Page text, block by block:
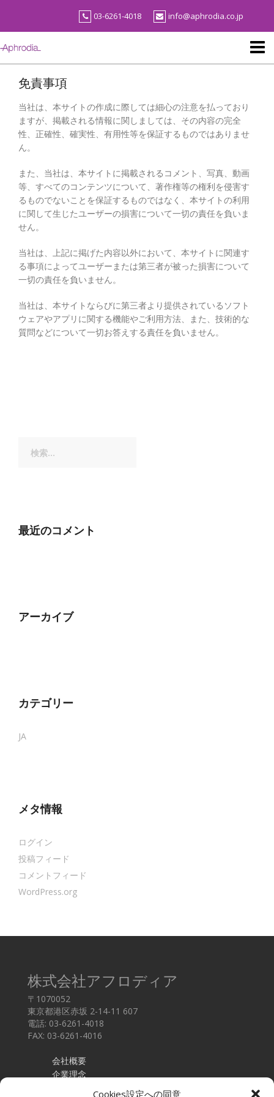
Cookies設定への同意
content
03-6261-4018 info@aphrodia.co.jp
免責事項
当社は、本サイトの作成に際しては細心の注意を払っており
ますが、掲載される情報に関しましては、その内容の完全
性、正確性、確実性、有用性等を保証するものではありませ
ん。
また、当社は、本サイトに掲載されるコメント、写真、動画
等、すべてのコンテンツについて、著作権等の権利を侵害す
るものでないことを保証するものではなく、本サイトの利用
に関して生じたユーザーの損害について一切の責任を負いま
せん。
当社は、上記に掲げた内容以外において、本サイトに関連す
る事項によってユーザーまたは第三者が被った損害について
一切の責任を負いません。
当社は、本サイトならびに第三者より提供されているソフト
ウェアやアプリに関する機能やご利用方法、また、技術的な
質問などについて一切お答えする責任を負いません。
最近のコメント
アーカイブ
カテゴリー
JA
メタ情報
ログイン
投稿フィード
コメントフィード
WordPress.org
株式会社アフロディア
〒1070052
東京都港区赤坂 2-14-11 607
電話: 03-6261-4018
FAX: 03-6261-4016
会社概要
企業理念